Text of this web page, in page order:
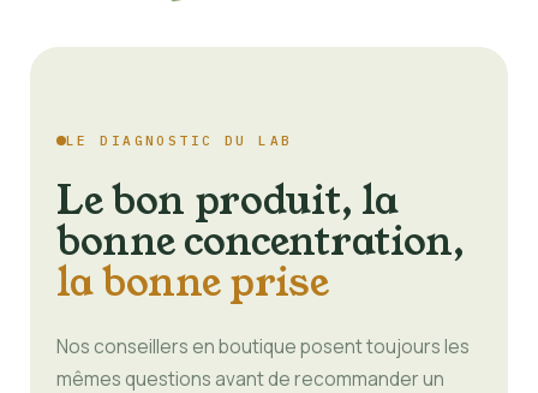
LE DIAGNOSTIC DU LAB
Le bon produit, la
bonne concentration,
la bonne prise
Nos conseillers en boutique posent toujours les
mêmes questions avant de recommander un